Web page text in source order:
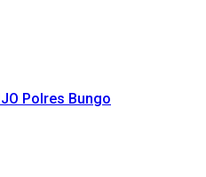
Polres Bungo